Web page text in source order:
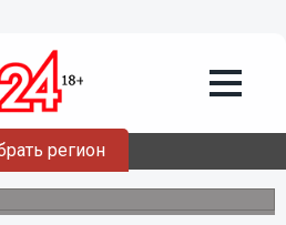
регион
заемщиков
Вятском банке
по 100 тысяч рублей